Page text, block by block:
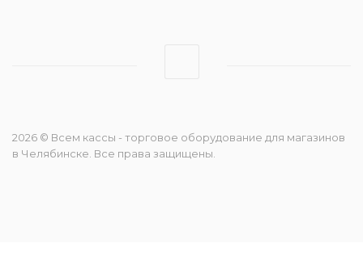
2026 © Всем кассы - торговое оборудование для магазинов
в Челябинске. Все права защищены.